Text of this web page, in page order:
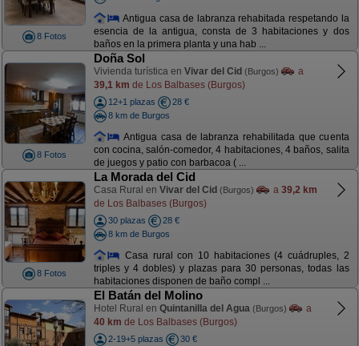
8 Fotos
Antigua casa de labranza rehabitada respetando la
esencia de la antigua, consta de 3 habitaciones y dos
baños en la primera planta y una hab ...
8 Fotos
Doña Sol
Vivienda turística en Vivar del Cid (Burgos)
a
39,1 km de Los Balbases (Burgos)
12+1 plazas
28 €
8 km de Burgos
Antigua casa de labranza rehabilitada que cuenta
con cocina, salón-comedor, 4 habitaciones, 4 baños, salita
de juegos y patio con barbacoa ( ...
8 Fotos
La Morada del Cid
Casa Rural en Vivar del Cid (Burgos) a 39,2 km
de Los Balbases (Burgos)
30 plazas
28 €
8 km de Burgos
Casa rural con 10 habitaciones (4 cuádruples, 2
triples y 4 dobles) y plazas para 30 personas, todas las
habitaciones disponen de baño compl ...
El Batán del Molino
Hotel Rural en Quintanilla del Agua (Burgos)
a
40 km de Los Balbases (Burgos)
2-19+5 plazas
30 €